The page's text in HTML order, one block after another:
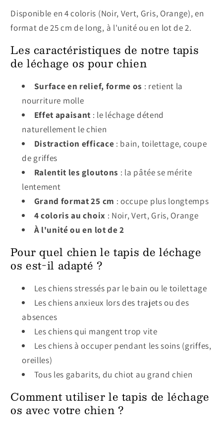
Disponible en 4 coloris (Noir, Vert, Gris, Orange), en
format de 25 cm de long, à l'unité ou en lot de 2.
Les caractéristiques de notre tapis
de léchage os pour chien
Surface en relief, forme os : retient la
nourriture molle
Effet apaisant : le léchage détend
naturellement le chien
Distraction efficace : bain, toilettage, coupe
de griffes
Ralentit les gloutons : la pâtée se mérite
lentement
Grand format 25 cm : occupe plus longtemps
4 coloris au choix : Noir, Vert, Gris, Orange
À l'unité ou en lot de 2
Pour quel chien le tapis de léchage
os est-il adapté ?
Les chiens stressés par le bain ou le toilettage
Les chiens anxieux lors des trajets ou des
absences
Les chiens qui mangent trop vite
Les chiens à occuper pendant les soins (griffes,
oreilles)
Tous les gabarits, du chiot au grand chien
Comment utiliser le tapis de léchage
os avec votre chien ?